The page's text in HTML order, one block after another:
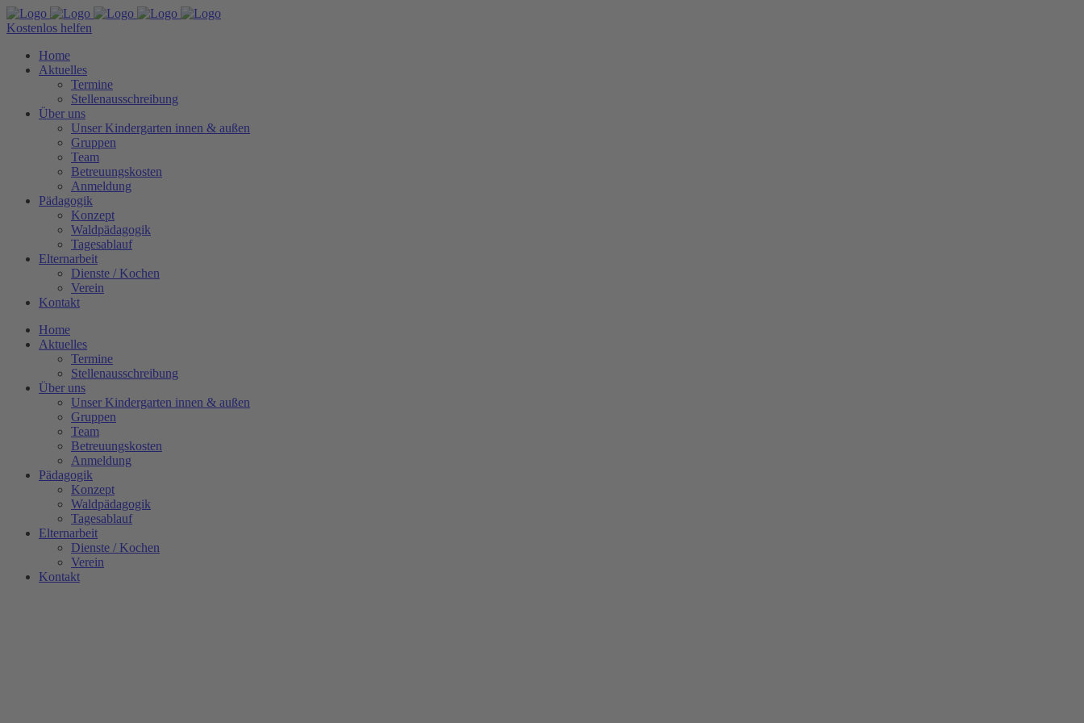
Kostenlos helfen
Home
Aktuelles
Termine
Stellenausschreibung
Über uns
Unser Kindergarten innen & außen
Gruppen
Team
Betreuungskosten
Anmeldung
Pädagogik
Konzept
Waldpädagogik
Tagesablauf
Elternarbeit
Dienste / Kochen
Verein
Kontakt
Home
Aktuelles
Termine
Stellenausschreibung
Über uns
Unser Kindergarten innen & außen
Gruppen
Team
Betreuungskosten
Anmeldung
Pädagogik
Konzept
Waldpädagogik
Tagesablauf
Elternarbeit
Dienste / Kochen
Verein
Kontakt